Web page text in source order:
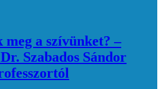
a szívünket? –
Szabados Sándor